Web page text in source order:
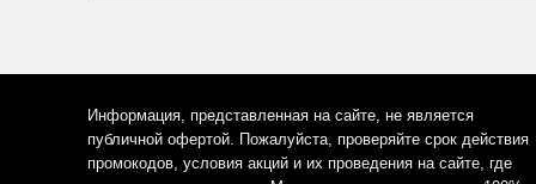
Информация, представленная на сайте, не является
публичной офертой. Пожалуйста, проверяйте срок действия
промокодов, условия акций и их проведения на сайте, где